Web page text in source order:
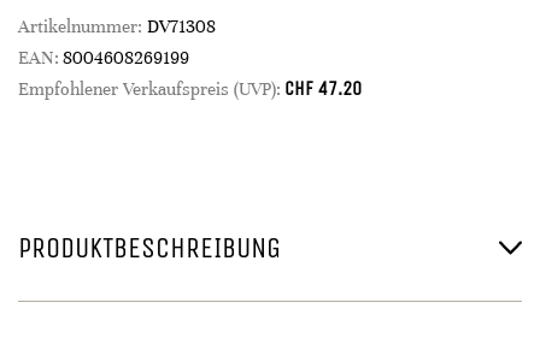
Artikelnummer: DV71308
EAN: 8004608269199
Empfohlener Verkaufspreis (UVP): CHF 47.20
PRODUKTBESCHREIBUNG